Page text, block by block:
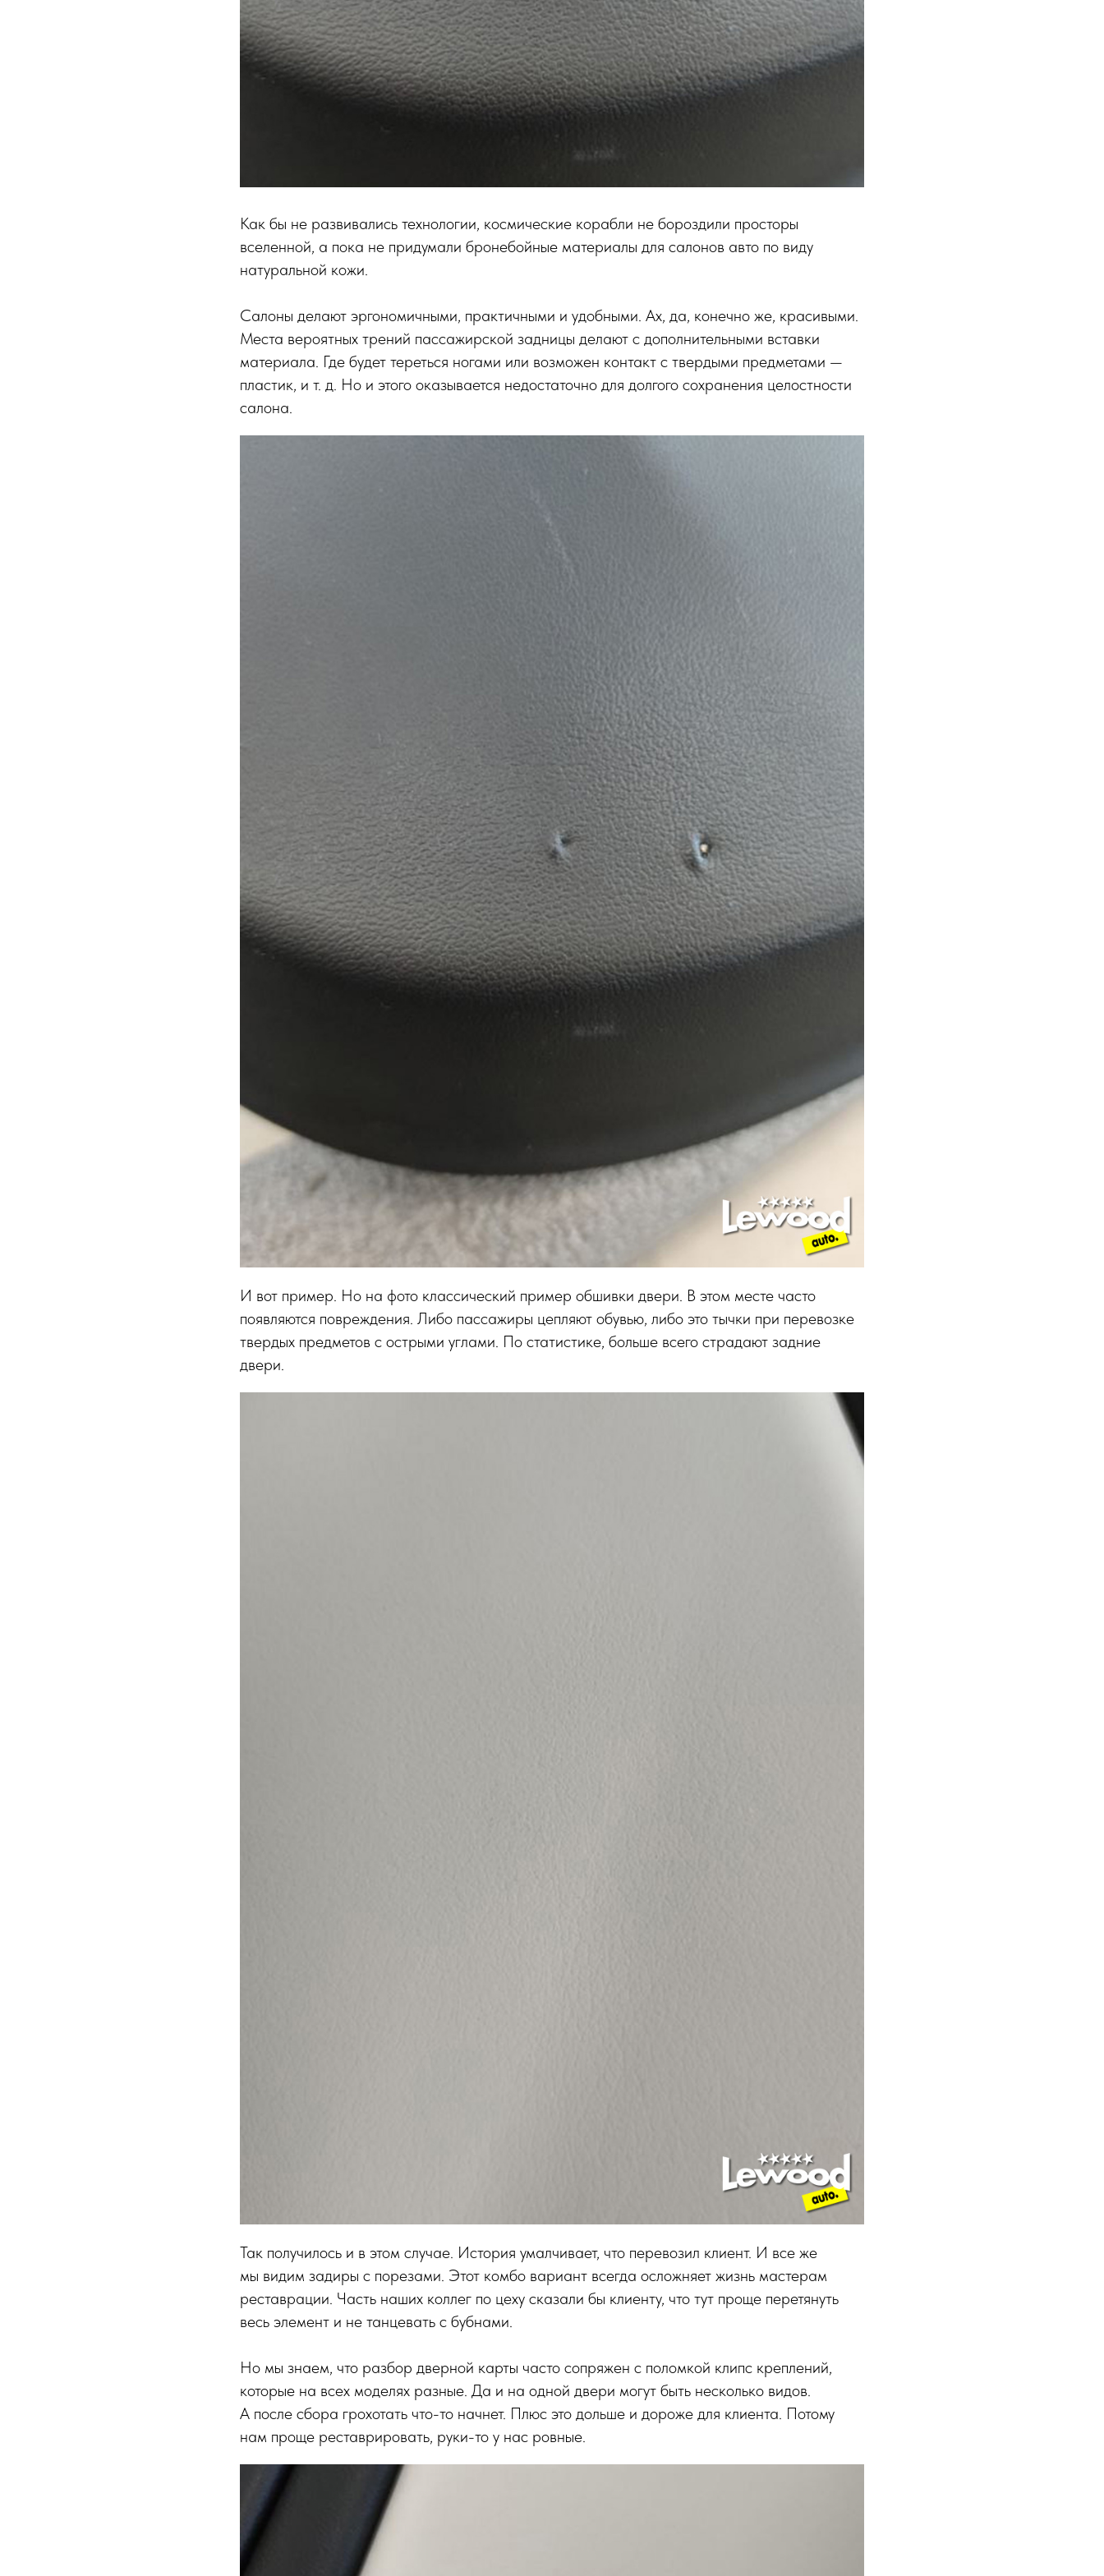
Как бы не развивались технологии, космические корабли не бороздили просторы
вселенной, а пока не придумали бронебойные материалы для салонов авто по виду
натуральной кожи.
Салоны делают эргономичными, практичными и удобными. Ах, да, конечно же, красивыми.
Места вероятных трений пассажирской задницы делают с дополнительными вставки
материала. Где будет тереться ногами или возможен контакт с твердыми предметами —
пластик, и т. д. Но и этого оказывается недостаточно для долгого сохранения целостности
салона.
И вот пример. Но на фото классический пример обшивки двери. В этом месте часто
появляются повреждения. Либо пассажиры цепляют обувью, либо это тычки при перевозке
твердых предметов с острыми углами. По статистике, больше всего страдают задние
двери.
Так получилось и в этом случае. История умалчивает, что перевозил клиент. И все же
мы видим задиры с порезами. Этот комбо вариант всегда осложняет жизнь мастерам
реставрации. Часть наших коллег по цеху сказали бы клиенту, что тут проще перетянуть
весь элемент и не танцевать с бубнами.
Но мы знаем, что разбор дверной карты часто сопряжен с поломкой клипс креплений,
которые на всех моделях разные. Да и на одной двери могут быть несколько видов.
А после сбора грохотать что-то начнет. Плюс это дольше и дороже для клиента. Потому
нам проще реставрировать, руки-то у нас ровные.